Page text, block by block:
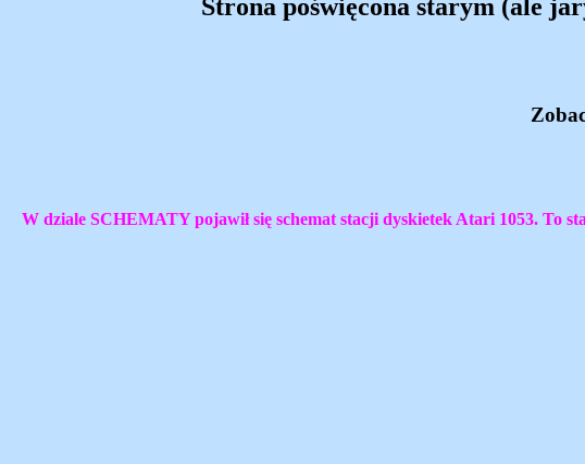
Strona poświęcona starym (ale
W dziale SCHEMATY pojawił się schemat stacji dyskietek Atari 1053. To